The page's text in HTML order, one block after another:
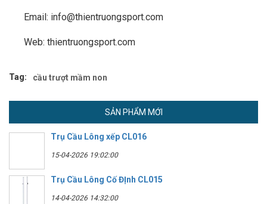
Email: info@thientruongsport.com
Web: thientruongsport.com
Tag: cầu trượt mầm non
SẢN PHẨM MỚI
Trụ Cầu Lông xếp CL016
15-04-2026 19:02:00
Trụ Cầu Lông Cố ĐỊnh CL015
14-04-2026 14:32:00